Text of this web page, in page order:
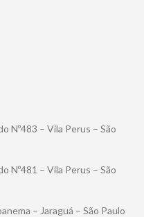
Nº483 – Vila Perus – São
Nº481 – Vila Perus – São
– Jaraguá – São Paulo